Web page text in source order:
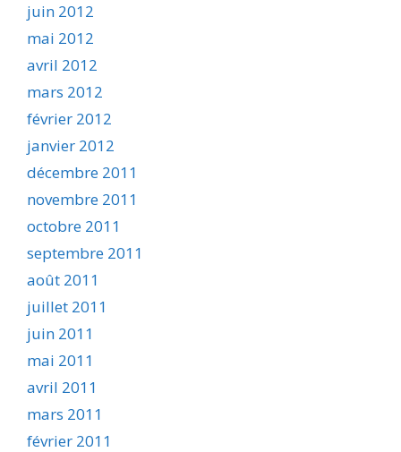
juin 2012
mai 2012
avril 2012
mars 2012
février 2012
janvier 2012
décembre 2011
novembre 2011
octobre 2011
septembre 2011
août 2011
juillet 2011
juin 2011
mai 2011
avril 2011
mars 2011
février 2011